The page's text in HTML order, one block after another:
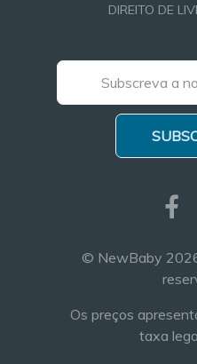
DIREITO DE
© NewBaby
Os preços
taxa